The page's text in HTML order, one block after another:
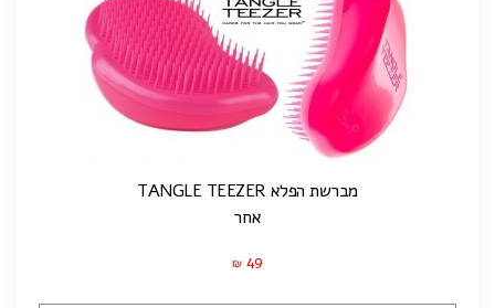
מברשת הפלא TANGLE TEEZER
אחר
₪ 49